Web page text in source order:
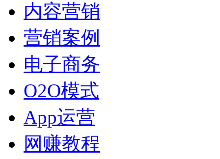
内容营销
营销案例
电子商务
O2O模式
App运营
网赚教程